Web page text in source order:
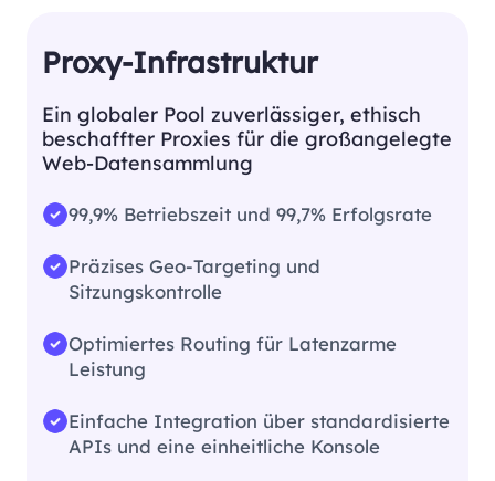
Proxy-Infrastruktur
Ein globaler Pool zuverlässiger, ethisch
beschaffter Proxies für die großangelegte
Web-Datensammlung
99,9% Betriebszeit und 99,7% Erfolgsrate
Präzises Geo-Targeting und
Sitzungskontrolle
Optimiertes Routing für Latenzarme
Leistung
Einfache Integration über standardisierte
APIs und eine einheitliche Konsole